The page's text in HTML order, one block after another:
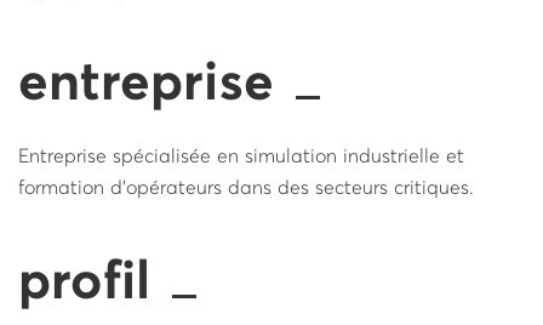
entreprise
Entreprise spécialisée en simulation industrielle et
formation d’opérateurs dans des secteurs critiques.
profil